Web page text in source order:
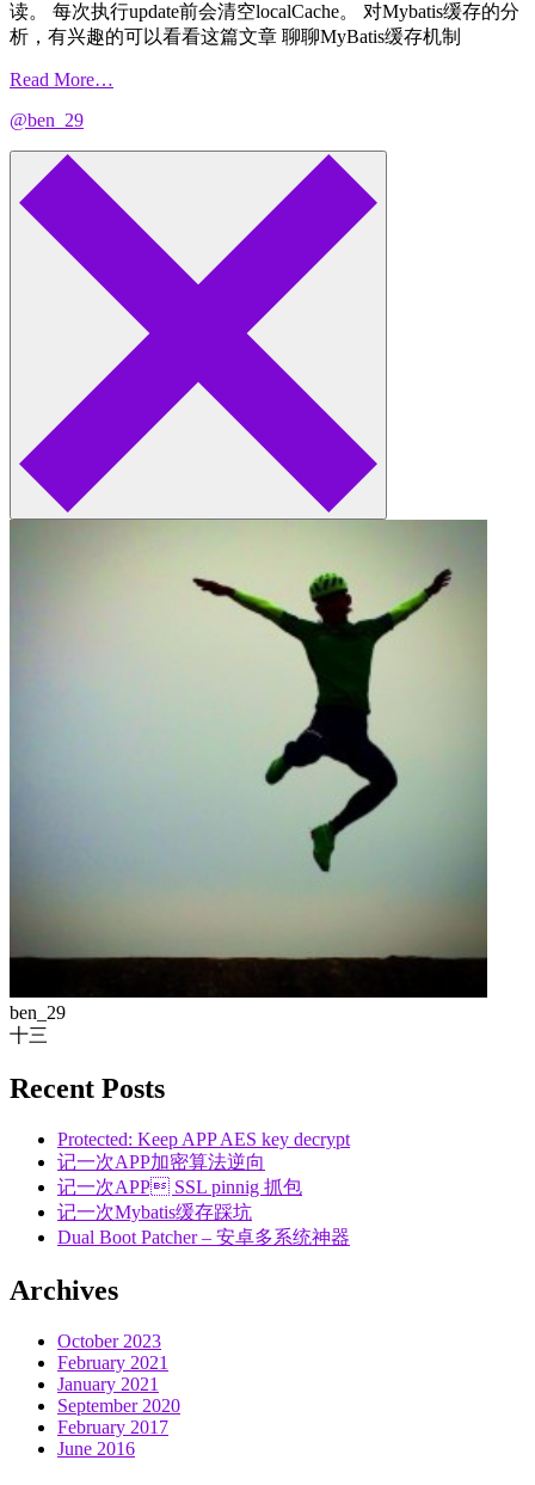
读。 每次执行update前会清空localCache。 对Mybatis缓存的分
析，有兴趣的可以看看这篇文章 聊聊MyBatis缓存机制
Read More…
@ben_29
ben_29
十三
Recent Posts
Protected: Keep APP AES key decrypt
记一次APP加密算法逆向
记一次APP SSL pinnig 抓包
记一次Mybatis缓存踩坑
Dual Boot Patcher – 安卓多系统神器
Archives
October 2023
February 2021
January 2021
September 2020
February 2017
June 2016